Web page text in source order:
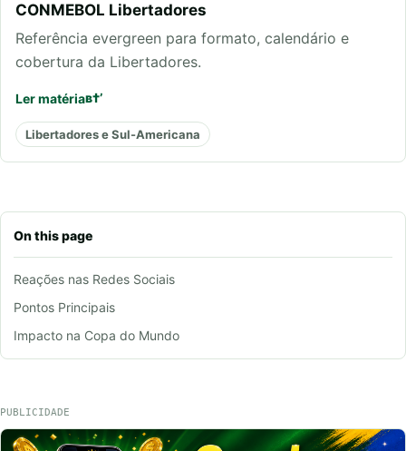
On this page
Reações nas Redes Sociais
Pontos Principais
Impacto na Copa do Mundo
CONMEBOL Libertadores
Referência evergreen para formato, calendário e
cobertura da Libertadores.
Ler matéria
Libertadores e Sul-Americana
PUBLICIDADE